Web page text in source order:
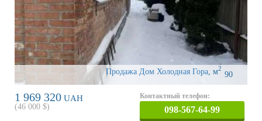
Продажа Дом Холодная Гора 90
м2
1 969 320 UAH
(46 000 $)
Контактный телефон:
098-567-64-99